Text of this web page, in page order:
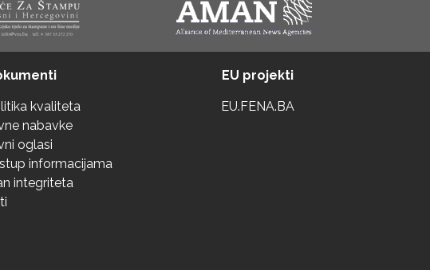
kvaliteta
nabavke
oglasi
informacijama
integriteta
EU projekti
EU.FENA.BA